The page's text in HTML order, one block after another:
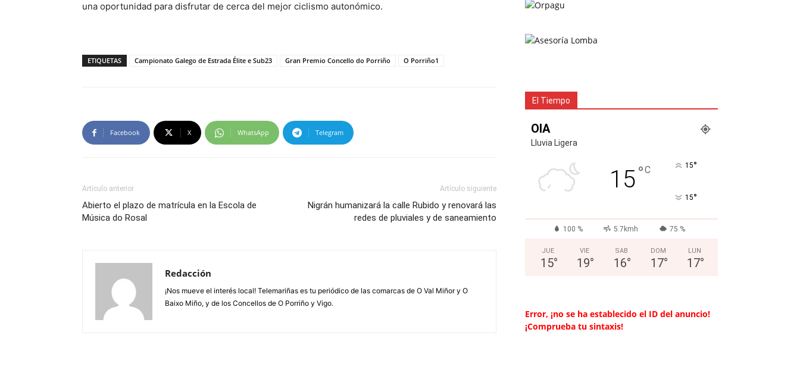
una oportunidad para disfrutar de cerca del mejor ciclismo autonómico.
ETIQUETAS Campionato Galego de Estrada Élite e Sub23 Gran Premio Concello do Porriño O Porriño1
Facebook X WhatsApp Telegram
Artículo anterior
Abierto el plazo de matrícula en la Escola de
Música do Rosal
Artículo siguiente
Nigrán humanizará la calle Rubido y renovará las
redes de pluviales y de saneamiento
Redacción
¡Nos mueve el interés local! Telemariñas es tu periódico de las comarcas de O Val Miñor y O
Baixo Miño, y de los Concellos de O Porriño y Vigo.
El Tiempo
OIA
Lluvia Ligera
15°C 15°
15°
100 % 5.7kmh 75 %
JUE
15°
VIE
19°
SAB
16°
DOM
17°
LUN
17°
Error, ¡no se ha establecido el ID del anuncio!
¡Comprueba tu sintaxis!